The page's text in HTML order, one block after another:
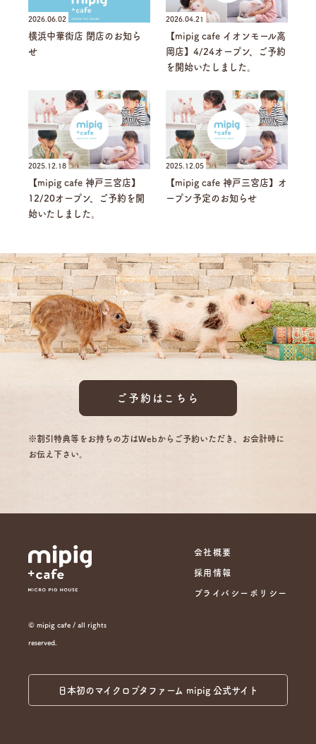
2026.06.02
横浜中華街店 閉店のお知ら
せ
2026.04.21
【mipig cafe イオンモール高
岡店】4/24オープン、ご予約
を開始いたしました。
2025.12.18
【mipig cafe 神戸三宮店】
12/20オープン、ご予約を開
始いたしました。
2025.12.05
【mipig cafe 神戸三宮店】オ
ープン予定のお知らせ
ご予約はこちら
※割引特典等をお持ちの方はWebからご予約いただき、お会計時に
お伝え下さい。
© mipig cafe / all rights
reserved.
日本初のマイクロブタファーム mipig 公式サイト
会社概要
採用情報
プライバシーポリシー